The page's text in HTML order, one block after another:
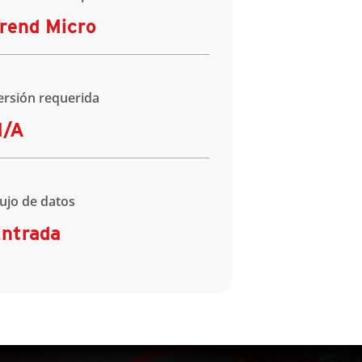
Micro
requerida
A
de datos